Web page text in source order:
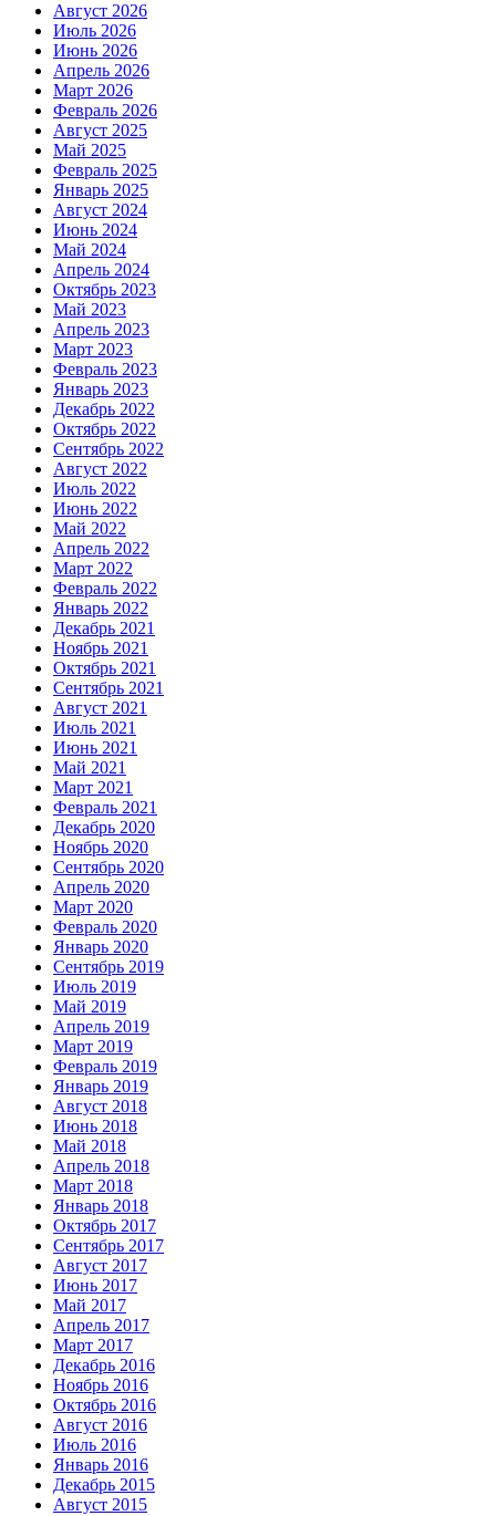
Август 2026
Июль 2026
Июнь 2026
Апрель 2026
Март 2026
Февраль 2026
Август 2025
Май 2025
Февраль 2025
Январь 2025
Август 2024
Июнь 2024
Май 2024
Апрель 2024
Октябрь 2023
Май 2023
Апрель 2023
Март 2023
Февраль 2023
Январь 2023
Декабрь 2022
Октябрь 2022
Сентябрь 2022
Август 2022
Июль 2022
Июнь 2022
Май 2022
Апрель 2022
Март 2022
Февраль 2022
Январь 2022
Декабрь 2021
Ноябрь 2021
Октябрь 2021
Сентябрь 2021
Август 2021
Июль 2021
Июнь 2021
Май 2021
Март 2021
Февраль 2021
Декабрь 2020
Ноябрь 2020
Сентябрь 2020
Апрель 2020
Март 2020
Февраль 2020
Январь 2020
Сентябрь 2019
Июль 2019
Май 2019
Апрель 2019
Март 2019
Февраль 2019
Январь 2019
Август 2018
Июнь 2018
Май 2018
Апрель 2018
Март 2018
Январь 2018
Октябрь 2017
Сентябрь 2017
Август 2017
Июнь 2017
Май 2017
Апрель 2017
Март 2017
Декабрь 2016
Ноябрь 2016
Октябрь 2016
Август 2016
Июль 2016
Январь 2016
Декабрь 2015
Август 2015